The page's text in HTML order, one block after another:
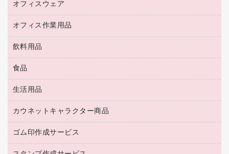
ＵＳＢハブ／ＵＳＢアクセサリー
ＯＡフィルター
ＯＡクリーナー／エアダスター
ＨＤＤ／ＳＳＤ
ディスプレイモニター
ロッカー・下駄箱
その他収納
オフィスアクセサリー
オフィスウェア
医療・介護・ワーキングウェア
ブラウス・シャツ
アウター
オフィス作業用品
養生用品
防災用品
防災用備蓄食品・飲料
台車・脚立
倉庫収納用品
作業用雑貨
飲料用品
緑茶飲料
茶葉・インスタント
紅茶・バラエティ飲料
レギュラーコーヒー
ミルク・シュガー
食品
食品
菓子
生活用品
浴室用品
台所用洗剤
掃除用品
カウネットキャラクター商品
カウネットキャラクター商品
ゴム印作成サービス